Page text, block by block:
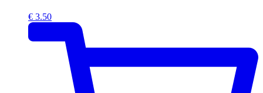
€ 3.50